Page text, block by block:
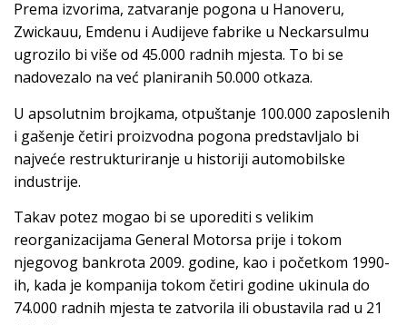
Prema izvorima, zatvaranje pogona u Hanoveru,
Zwickauu, Emdenu i Audijeve fabrike u Neckarsulmu
ugrozilo bi više od 45.000 radnih mjesta. To bi se
nadovezalo na već planiranih 50.000 otkaza.
U apsolutnim brojkama, otpuštanje 100.000 zaposlenih
i gašenje četiri proizvodna pogona predstavljalo bi
najveće restrukturiranje u historiji automobilske
industrije.
Takav potez mogao bi se uporediti s velikim
reorganizacijama General Motorsa prije i tokom
njegovog bankrota 2009. godine, kao i početkom 1990-
ih, kada je kompanija tokom četiri godine ukinula do
74.000 radnih mjesta te zatvorila ili obustavila rad u 21